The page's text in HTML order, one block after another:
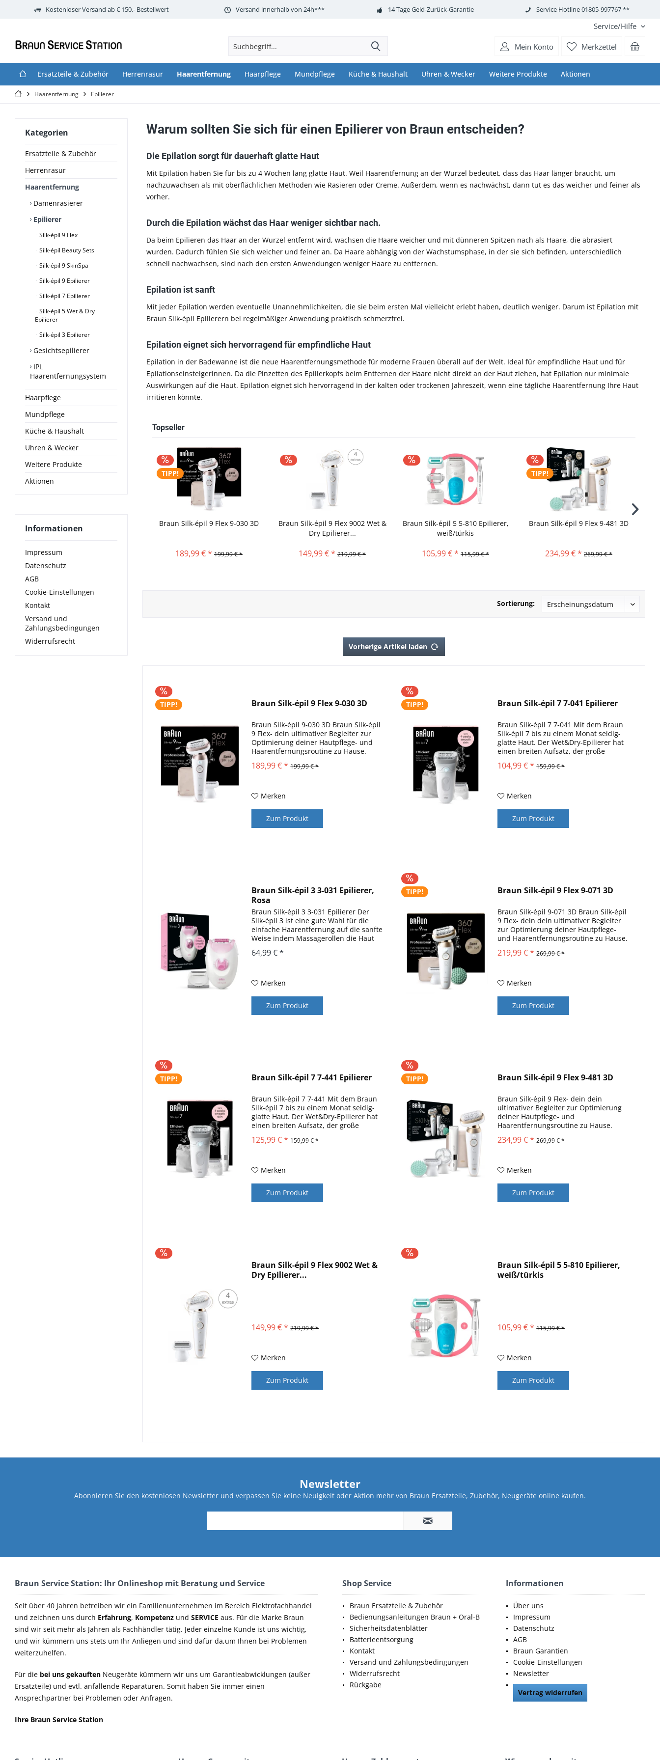
Kostenloser Versand ab € 150,- Bestellwert Versand innerhalb von 24h*** 14 Tage Geld-Zurück-Garantie Service Hotline 01805-997767 **
Service/Hilfe
Merkzettel
Mein Konto
Ersatzteile & Zubehör Herrenrasur Haarentfernung Haarpflege Mundpflege Küche & Haushalt Uhren & Wecker Weitere Produkte Aktionen
Haarentfernung Epilierer
Kategorien
Ersatzteile & Zubehör
Herrenrasur
Haarentfernung
Damenrasierer
Epilierer
Silk-épil 9 Flex
Silk-épil Beauty Sets
Silk-épil 9 SkinSpa
Silk-épil 9 Epilierer
Silk-épil 7 Epilierer
Silk-épil 5 Wet & Dry
Epilierer
Silk-épil 3 Epilierer
Gesichtsepilierer
IPL
Haarentfernungsystem
Haarpflege
Mundpflege
Küche & Haushalt
Uhren & Wecker
Weitere Produkte
Aktionen
Informationen
Impressum
Datenschutz
AGB
Cookie-Einstellungen
Kontakt
Versand und
Zahlungsbedingungen
Widerrufsrecht
Warum sollten Sie sich für einen Epilierer von Braun entscheiden?
Die Epilation sorgt für dauerhaft glatte Haut
Mit Epilation haben Sie für bis zu 4 Wochen lang glatte Haut. Weil Haarentfernung an der Wurzel bedeutet, dass das Haar länger braucht, um
nachzuwachsen als mit oberflächlichen Methoden wie Rasieren oder Creme. Außerdem, wenn es nachwächst, dann tut es das weicher und feiner als
vorher.
Durch die Epilation wächst das Haar weniger sichtbar nach.
Da beim Epilieren das Haar an der Wurzel entfernt wird, wachsen die Haare weicher und mit dünneren Spitzen nach als Haare, die abrasiert
wurden. Dadurch fühlen Sie sich weicher und feiner an. Da Haare abhängig von der Wachstumsphase, in der sie sich befinden, unterschiedlich
schnell nachwachsen, sind nach den ersten Anwendungen weniger Haare zu entfernen.
Epilation ist sanft
Mit jeder Epilation werden eventuelle Unannehmlichkeiten, die sie beim ersten Mal vielleicht erlebt haben, deutlich weniger. Darum ist Epilation mit
Braun Silk-épil Epilierern bei regelmäßiger Anwendung praktisch schmerzfrei.
Epilation eignet sich hervorragend für empfindliche Haut
Epilation in der Badewanne ist die neue Haarentfernungsmethode für moderne Frauen überall auf der Welt. Ideal für empfindliche Haut und für
Epilationseinsteigerinnen. Da die Pinzetten des Epilierkopfs beim Entfernen der Haare nicht direkt an der Haut ziehen, hat Epilation nur minimale
Auswirkungen auf die Haut. Epilation eignet sich hervorragend in der kalten oder trockenen Jahreszeit, wenn eine tägliche Haarentfernung Ihre Haut
irritieren könnte.
Topseller
TIPP!
Braun Silk-épil 9 Flex 9-030 3D
189,99 € * 199,99 € *
Braun Silk-épil 9 Flex 9002 Wet &
Dry Epilierer...
149,99 € * 219,99 € *
Braun Silk-épil 5 5-810 Epilierer,
weiß/türkis
105,99 € * 115,99 € *
TIPP!
Braun Silk-épil 9 Flex 9-481 3D
234,99 € * 269,99 € *
Sortierung:
Vorherige Artikel laden
TIPP! Braun Silk-épil 9 Flex 9-030 3D
Braun Silk-épil 9-030 3D Braun Silk-épil
9 Flex- dein ultimativer Begleiter zur
Optimierung deiner Hautpflege- und
Haarentfernungsroutine zu Hause.
Verwöhne deine Haut und genieße bis
189,99 € * 199,99 € *
Merken
Zum Produkt
TIPP! Braun Silk-épil 7 7-041 Epilierer
Braun Silk-épil 7 7-041 Mit dem Braun
Silk-épil 7 bis zu einem Monat seidig-
glatte Haut. Der Wet&Dry-Epilierer hat
einen breiten Aufsatz, der große
jedem Zug erfasst (verglichen mit dem
104,99 € * 159,99 € *
Merken
Zum Produkt
Braun Silk-épil 3 3-031 Epilierer,
Rosa
Braun Silk-épil 3 3-031 Epilierer Der
Silk-épil 3 ist eine gute Wahl für die
einfache Haarentfernung auf die sanfte
Weise indem Massagerollen die Haut
Epilation zu erleichtern und den
64,99 € *
Merken
Zum Produkt
TIPP! Braun Silk-épil 9 Flex 9-071 3D
Braun Silk-épil 9-071 3D Braun Silk-épil
9 Flex- dein dein ultimativer Begleiter
zur Optimierung deiner Hautpflege-
und Haarentfernungsroutine zu Hause.
Haut von Kopf bis Fuß. Optimiere
219,99 € * 269,99 € *
Merken
Zum Produkt
TIPP! Braun Silk-épil 7 7-441 Epilierer
Braun Silk-épil 7 7-441 Mit dem Braun
Silk-épil 7 bis zu einem Monat seidig-
glatte Haut. Der Wet&Dry-Epilierer hat
einen breiten Aufsatz, der große
jedem Zug erfasst (verglichen mit dem
125,99 € * 159,99 € *
Merken
Zum Produkt
TIPP! Braun Silk-épil 9 Flex 9-481 3D
Braun Silk-épil 9 Flex- dein dein
ultimativer Begleiter zur Optimierung
deiner Hautpflege- und
Haarentfernungsroutine zu Hause.
Haut von Kopf bis Fuß.
234,99 € * 269,99 € *
Merken
Zum Produkt
Braun Silk-épil 9 Flex 9002 Wet &
Dry Epilierer...
149,99 € * 219,99 € *
Merken
Zum Produkt
Braun Silk-épil 5 5-810 Epilierer,
weiß/türkis
105,99 € * 115,99 € *
Merken
Zum Produkt
Newsletter
Abonnieren Sie den kostenlosen Newsletter und verpassen Sie keine Neuigkeit oder Aktion mehr von Braun Ersatzteile, Zubehör, Neugeräte online kaufen.
Braun Service Station: Ihr Onlineshop mit Beratung und Service
Seit über 40 Jahren betreiben wir ein Familienunternehmen im Bereich Elektrofachhandel
und zeichnen uns durch Erfahrung, Kompetenz und SERVICE aus. Für die Marke Braun
sind wir seit mehr als Jahren als Fachhändler tätig. Jeder einzelne Kunde ist uns wichtig,
und wir kümmern uns stets um Ihr Anliegen und sind dafür da,um Ihnen bei Problemen
weiterzuhelfen.
Für die bei uns gekauften Neugeräte kümmern wir uns um Garantieabwicklungen (außer
Ersatzteile) und evtl. anfallende Reparaturen. Somit haben Sie immer einen
Ansprechpartner bei Problemen oder Anfragen.
Ihre Braun Service Station
Shop Service
Braun Ersatzteile & Zubehör
Bedienungsanleitungen Braun + Oral-B
Sicherheitsdatenblätter
Batterieentsorgung
Kontakt
Versand und Zahlungsbedingungen
Widerrufsrecht
Rückgabe
Informationen
Über uns
Impressum
Datenschutz
AGB
Braun Garantien
Cookie-Einstellungen
Newsletter
Vertrag widerrufen